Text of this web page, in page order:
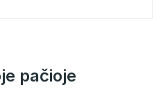
pačioje